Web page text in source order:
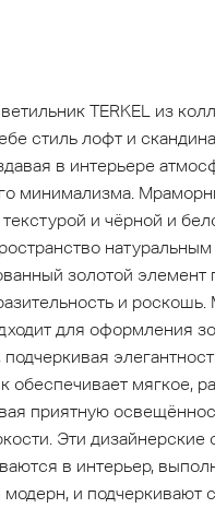
TERKEL из
стиль лофт и
в интерьере
минимализма.
текстурой и чёрной и
золотой элемент
и роскошь.
для оформления
обеспечивает мягкое,
приятную
Эти дизайнерские
в интерьер,
модерн, и подчеркивают